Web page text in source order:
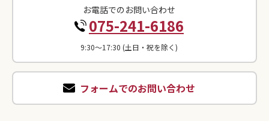
お電話でのお問い合わせ
075-241-6186
9:30〜17:30 (土日・祝を除く)
フォームでのお問い合わせ